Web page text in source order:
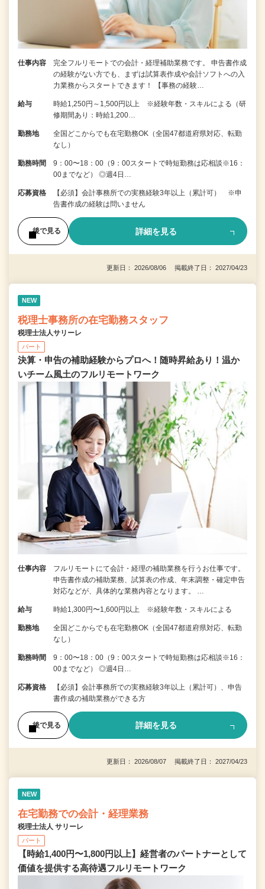
仕事内容
完全フルリモートでの会計・経理補助業務です。 申告書作成
の経験がない⽅でも、まずは試算表作成や会計ソフトへの⼊
⼒業務からスタートできます！ 【事務の経験…
給与
時給1,250円～1,500円以上 ※経験年数・スキルによる（研
修期間あり：時給1,200…
勤務地
全国どこからでも在宅勤務OK（全国47都道府県対応、転勤
なし）
勤務時間
9：00〜18：00（9：00スタートで時短勤務は応相談※16：
00までなど） ◎週4日…
応募資格
【必須】会計事務所での実務経験3年以上（累計可） ※申
告書作成の経験は問いません
後で見る 詳細を見る
更新日： 2026/08/06 掲載終了日： 2027/04/23
NEW
税理士事務所の在宅勤務スタッフ
税理士法人サリーレ
パート
決算・申告の補助経験からプロへ！随時昇給あり！温か
いチーム⾵⼟のフルリモートワーク
仕事内容
フルリモートにて会計・経理の補助業務を行うお仕事です。
申告書作成の補助業務、試算表の作成、年末調整・確定申告
対応などが、具体的な業務内容となります。 …
給与 時給1,300円〜1,600円以上 ※経験年数・スキルによる
勤務地
全国どこからでも在宅勤務OK（全国47都道府県対応、転勤
なし）
勤務時間
9：00〜18：00（9：00スタートで時短勤務は応相談※16：
00までなど） ◎週4日…
応募資格
【必須】会計事務所での実務経験3年以上（累計可）、申告
書作成の補助業務ができる方
後で見る 詳細を見る
更新日： 2026/08/07 掲載終了日： 2027/04/23
NEW
在宅勤務での会計・経理業務
税理士法人 サリーレ
パート
【時給1,400円〜1,800円以上】経営者のパートナーとして
価値を提供する⾼待遇フルリモートワーク